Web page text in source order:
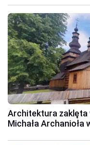
Architektura zaklęta
Michała Archanioła